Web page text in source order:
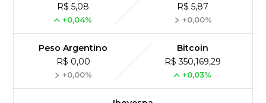
R$ 5,08
+0,04%
R$ 5,87
+0,00%
Peso Argentino
R$ 0,00
+0,00%
Bitcoin
R$ 350,169,29
+0,03%